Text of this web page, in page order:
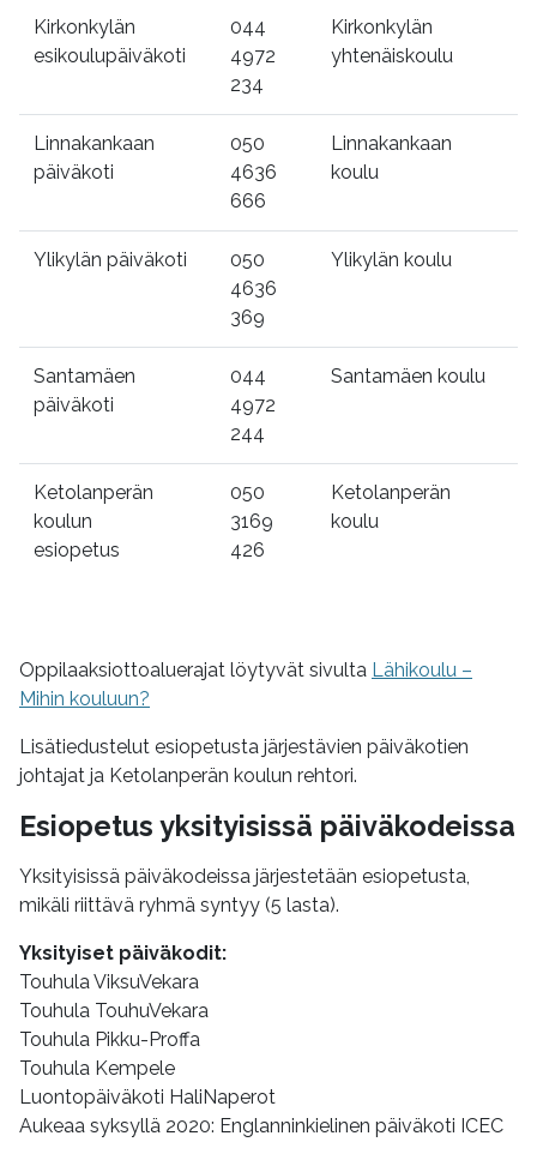
Kirkonkylän
esikoulupäiväkoti
044
4972
234
Kirkonkylän
yhtenäiskoulu
Linnakankaan
päiväkoti
050
4636
666
Linnakankaan
koulu
Ylikylän päiväkoti
050
4636
369
Ylikylän koulu
Santamäen
päiväkoti
044
4972
244
Santamäen koulu
Ketolanperän
koulun
esiopetus
050
3169
426
Ketolanperän
koulu
Oppilaaksiottoaluerajat löytyvät sivulta Lähikoulu –
Mihin kouluun?
Lisätiedustelut esiopetusta järjestävien päiväkotien
johtajat ja Ketolanperän koulun rehtori.
Esiopetus yksityisissä päiväkodeissa
Yksityisissä päiväkodeissa järjestetään esiopetusta,
mikäli riittävä ryhmä syntyy (5 lasta).
Yksityiset päiväkodit:
Touhula ViksuVekara
Touhula TouhuVekara
Touhula Pikku-Proffa
Touhula Kempele
Luontopäiväkoti HaliNaperot
Aukeaa syksyllä 2020: Englanninkielinen päiväkoti ICEC